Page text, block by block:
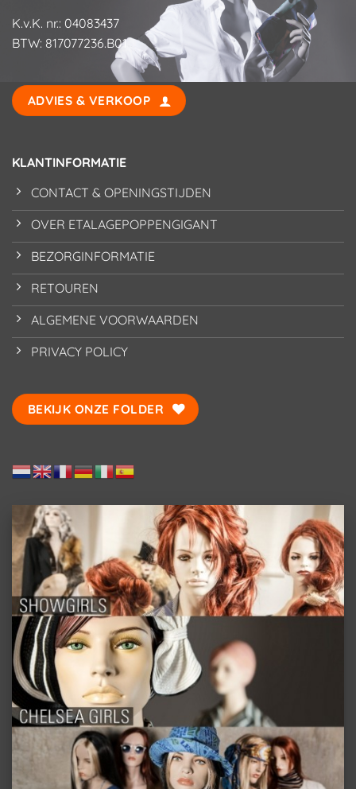
K.v.K. nr.: 04083437
BTW: 817077236.B01
ADVIES & VERKOOP
KLANTINFORMATIE
CONTACT & OPENINGSTIJDEN
OVER ETALAGEPOPPENGIGANT
BEZORGINFORMATIE
RETOUREN
ALGEMENE VOORWAARDEN
PRIVACY POLICY
BEKIJK ONZE FOLDER